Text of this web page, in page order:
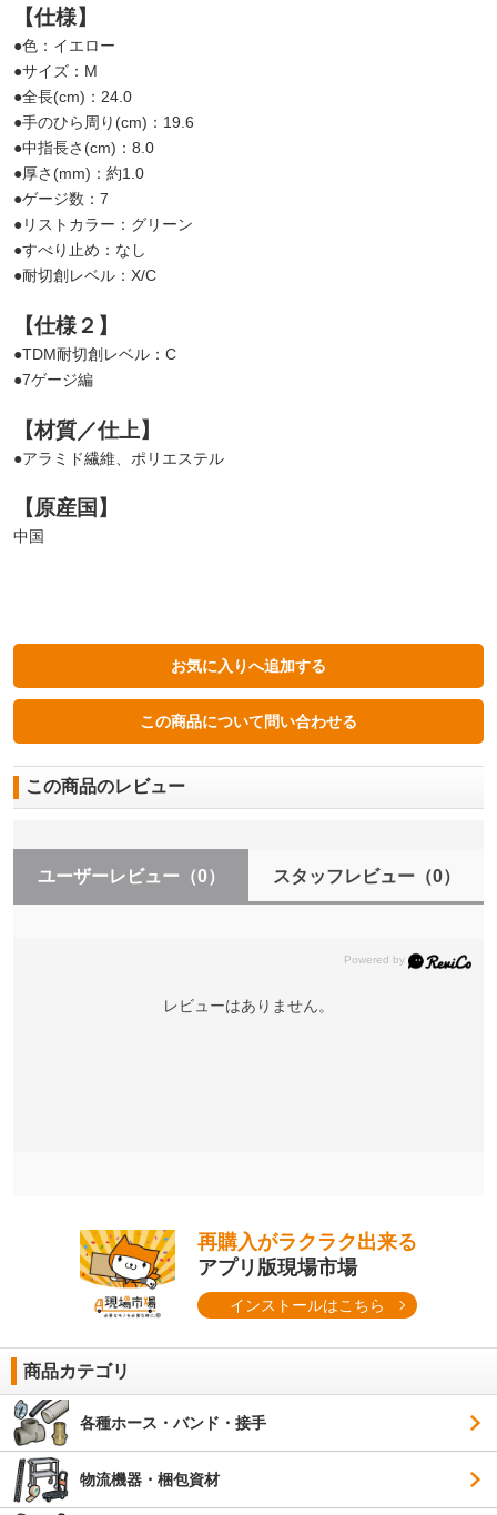
【仕様】
●色：イエロー
●サイズ：M
●全長(cm)：24.0
●手のひら周り(cm)：19.6
●中指長さ(cm)：8.0
●厚さ(mm)：約1.0
●ゲージ数：7
●リストカラー：グリーン
●すべり止め：なし
●耐切創レベル：X/C
【仕様２】
●TDM耐切創レベル：C
●7ゲージ編
【材質／仕上】
●アラミド繊維、ポリエステル
【原産国】
中国
この商品のレビュー
ユーザーレビュー （0） スタッフレビュー（0）
レビューはありません。
再購入がラクラク出来る
アプリ版現場市場
インストールはこちら
商品カテゴリ
各種ホース・バンド・接手
物流機器・梱包資材